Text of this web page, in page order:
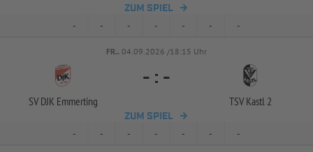
ZUM SPIEL
- - - - - - -
FR.. 04.09.2026 /18:15 Uhr
SV DJK Emmerting
- : -
TSV Kastl 2
ZUM SPIEL
- - - - - - -